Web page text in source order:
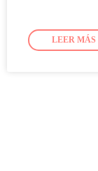
LEER MÁS